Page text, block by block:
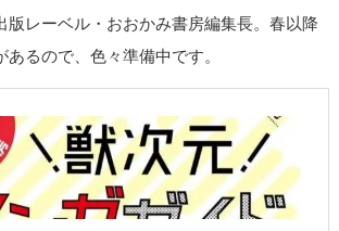
版レーベル・おおかみ書房編集長。春以降
るので、色々準備中です。